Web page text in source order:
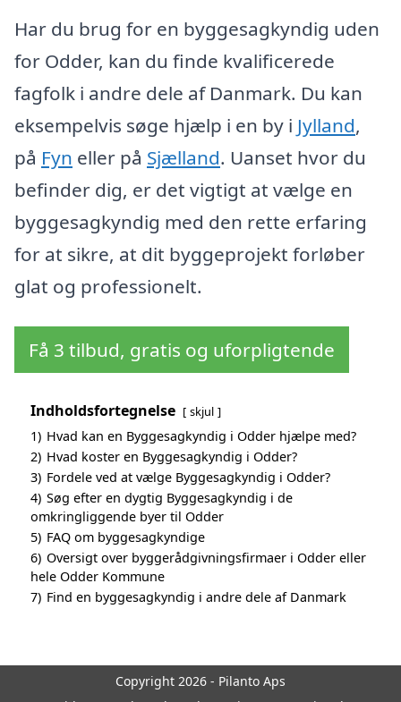
Har du brug for en byggesagkyndig uden
for Odder, kan du finde kvalificerede
fagfolk i andre dele af Danmark. Du kan
eksempelvis søge hjælp i en by i Jylland,
på Fyn eller på Sjælland. Uanset hvor du
befinder dig, er det vigtigt at vælge en
byggesagkyndig med den rette erfaring
for at sikre, at dit byggeprojekt forløber
glat og professionelt.
Få 3 tilbud, gratis og uforpligtende
Indholdsfortegnelse skjul
1) Hvad kan en Byggesagkyndig i Odder hjælpe med?
2) Hvad koster en Byggesagkyndig i Odder?
3) Fordele ved at vælge Byggesagkyndig i Odder?
4) Søg efter en dygtig Byggesagkyndig i de
omkringliggende byer til Odder
5) FAQ om byggesagkyndige
6) Oversigt over byggerådgivningsfirmaer i Odder eller
hele Odder Kommune
7) Find en byggesagkyndig i andre dele af Danmark
Copyright 2026 - Pilanto Aps